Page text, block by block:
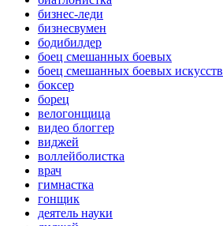
бизнес-леди
бизнесвумен
бодибилдер
боец смешанных боевых
боец смешанных боевых искусств
боксер
борец
велогонщица
видео блоггер
виджей
воллейболистка
врач
гимнастка
гонщик
деятель науки